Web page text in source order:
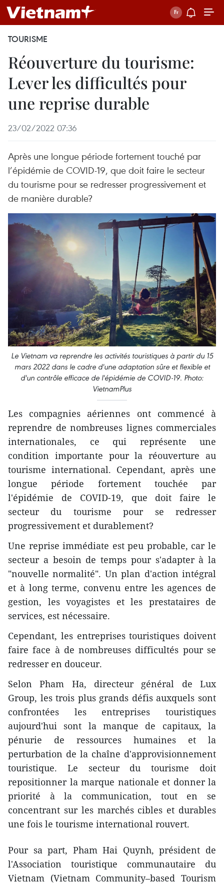
TOURISME
Réouverture du tourisme:
Lever les difficultés pour
une reprise durable
23/02/2022 07:36
Après une longue période fortement touché par
l’épidémie de COVID-19, que doit faire le secteur
du tourisme pour se redresser progressivement et
de manière durable?
Le Vietnam va reprendre les activités touristiques à partir du 15
mars 2022 dans le cadre d'une adaptation sûre et flexible et
d'un contrôle efficace de l'épidémie de COVID-19. Photo:
VietnamPlus
Les compagnies aériennes ont commencé à
reprendre de nombreuses lignes commerciales
internationales, ce qui représente une
condition importante pour la réouverture au
tourisme international. Cependant, après une
longue période fortement touchée par
l'épidémie de COVID-19, que doit faire le
secteur du tourisme pour se redresser
progressivement et durablement?
Une reprise immédiate est peu probable, car le
secteur a besoin de temps pour s'adapter à la
"nouvelle normalité". Un plan d'action intégral
et à long terme, convenu entre les agences de
gestion, les voyagistes et les prestataires de
services, est nécessaire.
Cependant, les entreprises touristiques doivent
faire face à de nombreuses difficultés pour se
redresser en douceur.
Selon Pham Ha, directeur général de Lux
Group, les trois plus grands défis auxquels sont
confrontées les entreprises touristiques
aujourd'hui sont la manque de capitaux, la
pénurie de ressources humaines et la
perturbation de la chaîne d'approvisionnement
touristique. Le secteur du tourisme doit
repositionner la marque nationale et donner la
priorité à la communication, tout en se
concentrant sur les marchés cibles et durables
une fois le tourisme international rouvert.
Pour sa part, Pham Hai Quynh, président de
l'Association touristique communautaire du
Vietnam (Vietnam Community–based Tourism